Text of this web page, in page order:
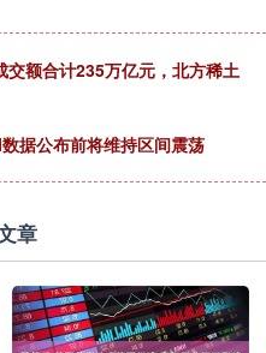
交额合计235万亿元，北方稀土
据公布前将维持区间震荡
章